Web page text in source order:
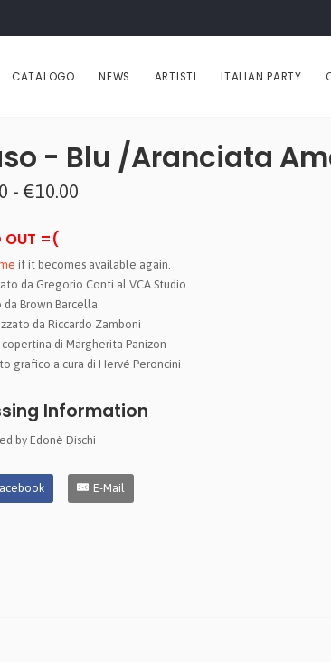
CATALOGO NEWS ARTISTI ITALIAN PARTY
- Blu /Aranciata
- €10.00
OUT =(
if it becomes available again.
da Gregorio Conti al VCA Studio
da Brown Barcella
da Riccardo Zamboni
di Margherita Panizon
grafico a cura di Hervé Peroncini
Information
by Edonè Dischi
E-Mail